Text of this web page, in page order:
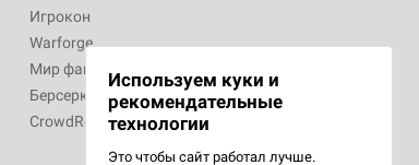
Игрокон
Warforge
Мир фантастики
Берсерк
CrowdRepublic
Используем куки и
рекомендательные
технологии
Это чтобы сайт работал лучше.